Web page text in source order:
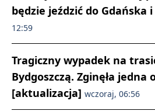
będzie jeździć do Gdańska
12:59
Tragiczny wypadek na
Bydgoszczą. Zginęła jedna
[aktualizacja] wczoraj, 06:56